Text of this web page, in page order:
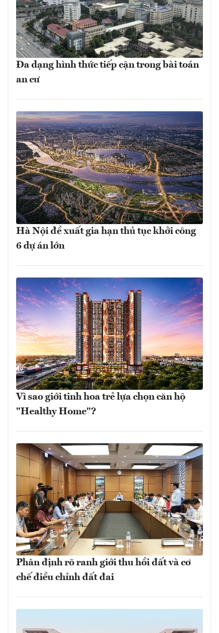
Đa dạng hình thức tiếp cận trong bài toán
an cư
Hà Nội đề xuất gia hạn thủ tục khởi công
6 dự án lớn
Vì sao giới tinh hoa trẻ lựa chọn căn hộ
"Healthy Home"?
Phân định rõ ranh giới thu hồi đất và cơ
chế điều chỉnh đất đai